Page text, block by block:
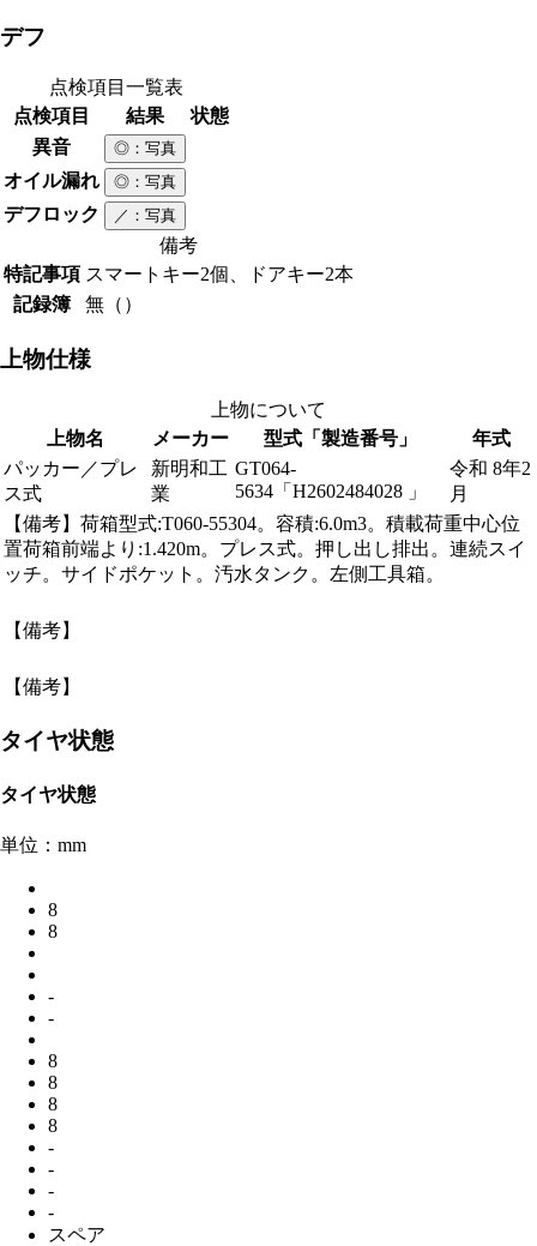
デフ
点検項目一覧表
点検項目
結果
状態
異音
◎ ：写真
オイル漏れ ◎ ：写真
デフロック ／ ：写真
備考
特記事項 スマートキー2個、ドアキー2本
記録簿
無（）
上物仕様
上物について
上物名
メーカー 型式「製造番号」
年式
パッカー／プレ
ス式
新明和工
業
GT064-
5634「H2602484028 」
令和 8年2
月
【備考】荷箱型式:T060-55304。容積:6.0m3。積載荷重中心位
置荷箱前端より:1.420m。プレス式。押し出し排出。連続スイ
ッチ。サイドポケット。汚水タンク。左側工具箱。
【備考】
【備考】
タイヤ状態
タイヤ状態
単位：mm
8
8
-
-
8
8
8
8
-
-
-
-
スペア